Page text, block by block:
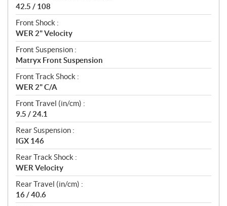
42.5 / 108
Front Shock :
WER 2" Velocity
Front Suspension :
Matryx Front Suspension
Front Track Shock :
WER 2" C/A
Front Travel (in/cm) :
9.5 / 24.1
Rear Suspension :
IGX 146
Rear Track Shock :
WER Velocity
Rear Travel (in/cm) :
16 / 40.6